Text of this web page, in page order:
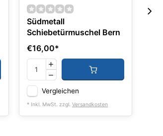
Südmetall
Schiebetürmuschel Bern
€16,00*
Vergleichen
* Inkl. MwSt. zzgl. Versandkosten